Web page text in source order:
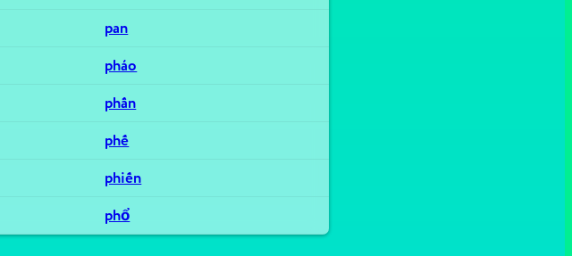
pan
pháo
phấn
phế
phiến
phổ